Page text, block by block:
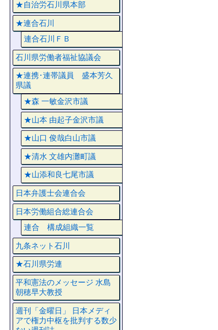
★自治労石川県本部
★連合石川
連合石川ＦＢ
石川県労働者福祉協議会
★連携･連帯議員 盛本芳久
県議
★森 一敏金沢市議
★山本 由起子金沢市議
★山口 俊哉白山市議
★清水 文雄内灘町議
★山添和良七尾市議
日本弁護士会連合会
日本労働組合総連合会
連合 構成組織一覧
九条ネット石川
★石川県労連
平和憲法のメッセージ 水島
朝穂早大教授
週刊「金曜日」 日本メディ
アで権力中枢を批判する数少